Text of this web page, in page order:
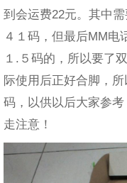
到会运费22元。其中
４１码，但最后MM电
１.５码的，所以要了
际使用后正好合脚，
码，以供以后大家参
走注意！